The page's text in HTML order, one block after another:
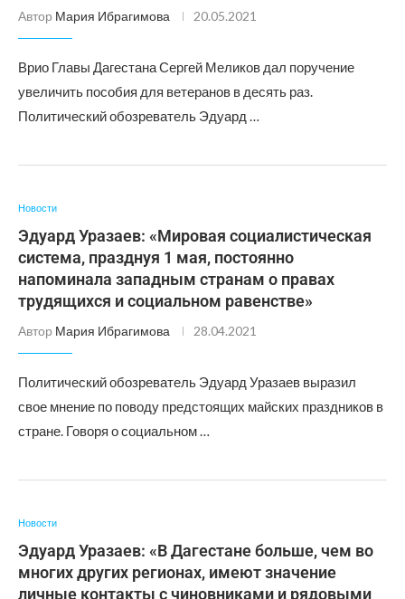
Автор Мария Ибрагимова 20.05.2021
Врио Главы Дагестана Сергей Меликов дал поручение
увеличить пособия для ветеранов в десять раз.
Политический обозреватель Эдуард …
Новости
Эдуард Уразаев: «Мировая социалистическая
система, празднуя 1 мая, постоянно
напоминала западным странам о правах
трудящихся и социальном равенстве»
Автор Мария Ибрагимова 28.04.2021
Политический обозреватель Эдуард Уразаев выразил
свое мнение по поводу предстоящих майских праздников в
стране. Говоря о социальном …
Новости
Эдуард Уразаев: «В Дагестане больше, чем во
многих других регионах, имеют значение
личные контакты с чиновниками и рядовыми